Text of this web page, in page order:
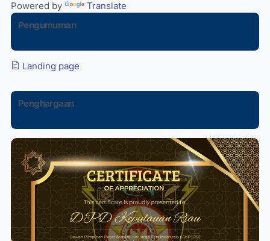
Powered by
Translate
Pengumuman
Landing page
Penghargaan